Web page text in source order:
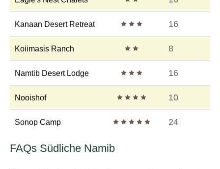
Kanaan Desert Retreat 3 Sterne 16
Koiimasis Ranch 2 Sterne 8
Namtib Desert Lodge 3 Sterne 16
Nooishof 4 Sterne 10
Sonop Camp 5 Sterne 24
FAQs Südliche Namib